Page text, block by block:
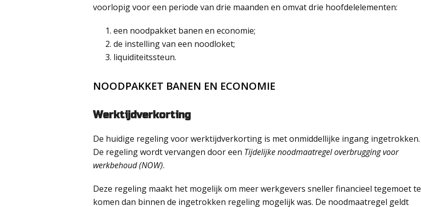
voorlopig voor een periode van drie maanden en omvat drie hoofdelelementen:
een noodpakket banen en economie;
de instelling van een noodloket;
liquiditeitssteun.
NOODPAKKET BANEN EN ECONOMIE
Werktijdverkorting
De huidige regeling voor werktijdverkorting is met onmiddellijke ingang ingetrokken.
De regeling wordt vervangen door een Tijdelijke noodmaatregel overbrugging voor
werkbehoud (NOW).
Deze regeling maakt het mogelijk om meer werkgevers sneller financieel tegemoet te
komen dan binnen de ingetrokken regeling mogelijk was. De noodmaatregel geldt